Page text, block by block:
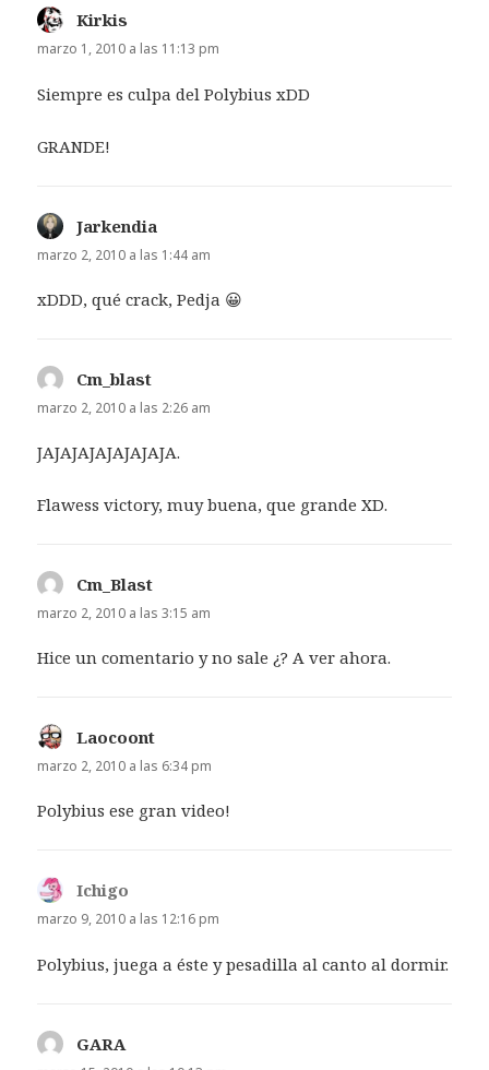
Kirkis
marzo 1, 2010 a las 11:13 pm
Siempre es culpa del Polybius xDD
GRANDE!
Jarkendia
marzo 2, 2010 a las 1:44 am
xDDD, qué crack, Pedja 😀
Cm_blast
marzo 2, 2010 a las 2:26 am
JAJAJAJAJAJAJAJA.
Flawess victory, muy buena, que grande XD.
Cm_Blast
marzo 2, 2010 a las 3:15 am
Hice un comentario y no sale ¿? A ver ahora.
Laocoont
marzo 2, 2010 a las 6:34 pm
Polybius ese gran video!
Ichigo
marzo 9, 2010 a las 12:16 pm
Polybius, juega a éste y pesadilla al canto al dormir.
GARA